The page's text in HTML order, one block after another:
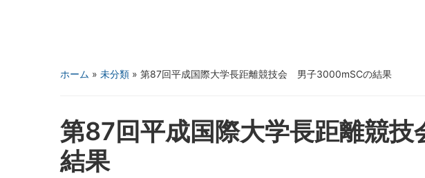
ホーム » 未分類 » 第87回平成国際大学長距離競技会 男子3000mSCの結果
第87回平成国際大学長距離競
結果